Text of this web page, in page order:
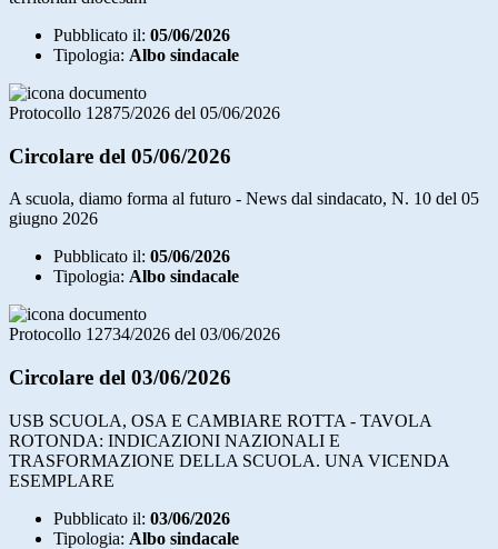
Pubblicato il: 05/06/2026
Tipologia: Albo sindacale
Protocollo 12875/2026 del 05/06/2026
Circolare del 05/06/2026
A scuola, diamo forma al futuro - News dal sindacato, N. 10 del 05
giugno 2026
Pubblicato il: 05/06/2026
Tipologia: Albo sindacale
Protocollo 12734/2026 del 03/06/2026
Circolare del 03/06/2026
USB SCUOLA, OSA E CAMBIARE ROTTA - TAVOLA
ROTONDA: INDICAZIONI NAZIONALI E
TRASFORMAZIONE DELLA SCUOLA. UNA VICENDA
ESEMPLARE
Pubblicato il: 03/06/2026
Tipologia: Albo sindacale